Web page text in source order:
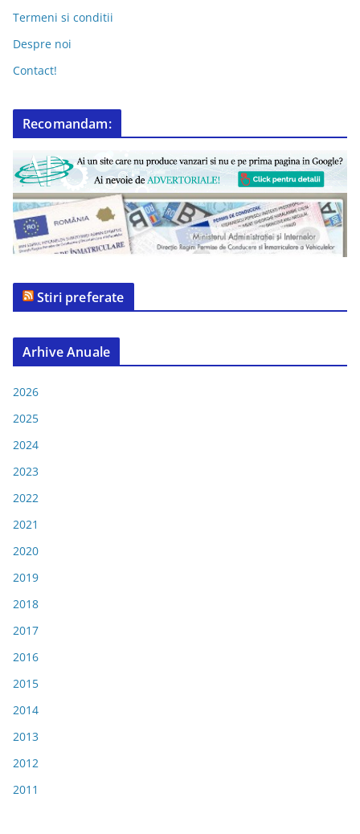
Termeni si conditii
Despre noi
Contact!
Recomandam:
Stiri preferate
Arhive Anuale
2026
2025
2024
2023
2022
2021
2020
2019
2018
2017
2016
2015
2014
2013
2012
2011